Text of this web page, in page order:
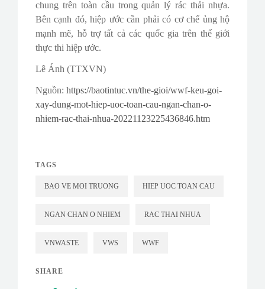
chung trên toàn cầu trong quản lý rác thải nhựa.
Bên cạnh đó, hiệp ước cần phải có cơ chế ủng hộ
mạnh mẽ, hỗ trợ tất cả các quốc gia trên thế giới
thực thi hiệp ước.
Lê Ánh (TTXVN)
Nguồn: https://baotintuc.vn/the-gioi/wwf-keu-goi-
xay-dung-mot-hiep-uoc-toan-cau-ngan-chan-o-
nhiem-rac-thai-nhua-20221123225436846.htm
TAGS
BAO VE MOI TRUONG HIEP UOC TOAN CAU
NGAN CHAN O NHIEM RAC THAI NHUA
VNWASTE VWS WWF
SHARE